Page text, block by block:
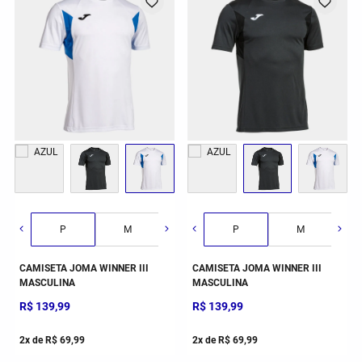
G GG 2GG/3G
P M G
CAMISETA JOMA WINNER III
MASCULINA
R$ 139,99
2x deR$ 69,99
P M
CAMISETA JOMA WINNER III
MASCULINA
R$ 139,99
2x deR$ 69,99